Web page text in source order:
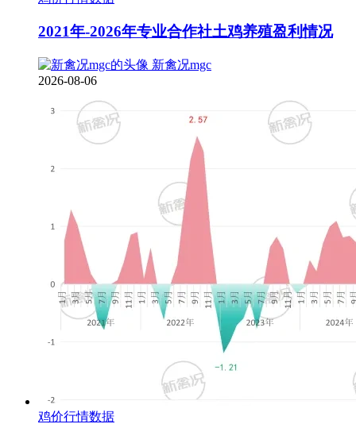
2021年-2026年专业合作社土鸡养殖盈利情况
新禽况mgc
2026-08-06
鸡价行情数据